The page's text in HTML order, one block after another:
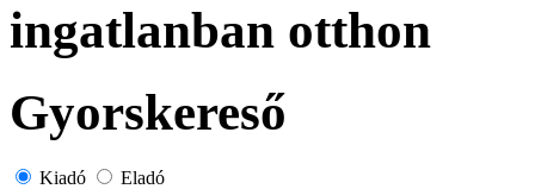
ingatlanban otthon
Gyorskereső
Kiadó Eladó